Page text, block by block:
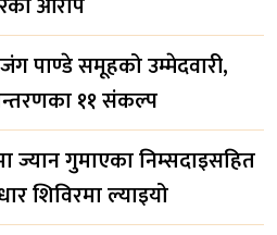
पाण्डे समूहको उम्मेदवारी,
११ संकल्प
ज्यान गुमाएका निम्सदाइसहित
शिविरमा ल्याइयो